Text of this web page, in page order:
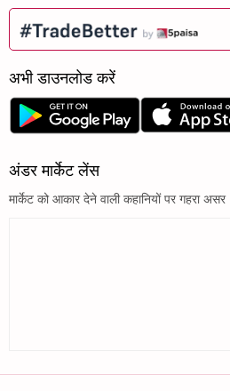
अभी डाउनलोड करें
अंडर मार्केट लेंस
मार्केट को आकार देने वाली कहानियों पर गहरा असर